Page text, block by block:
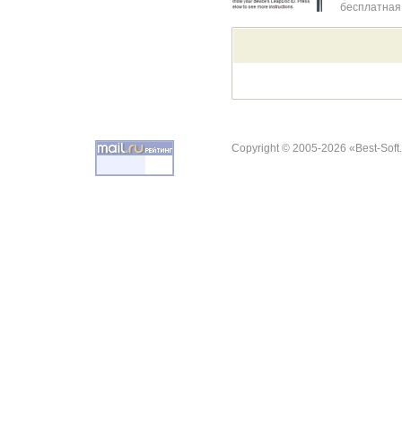
бесплатная
Copyright © 2005-2026 «Best-